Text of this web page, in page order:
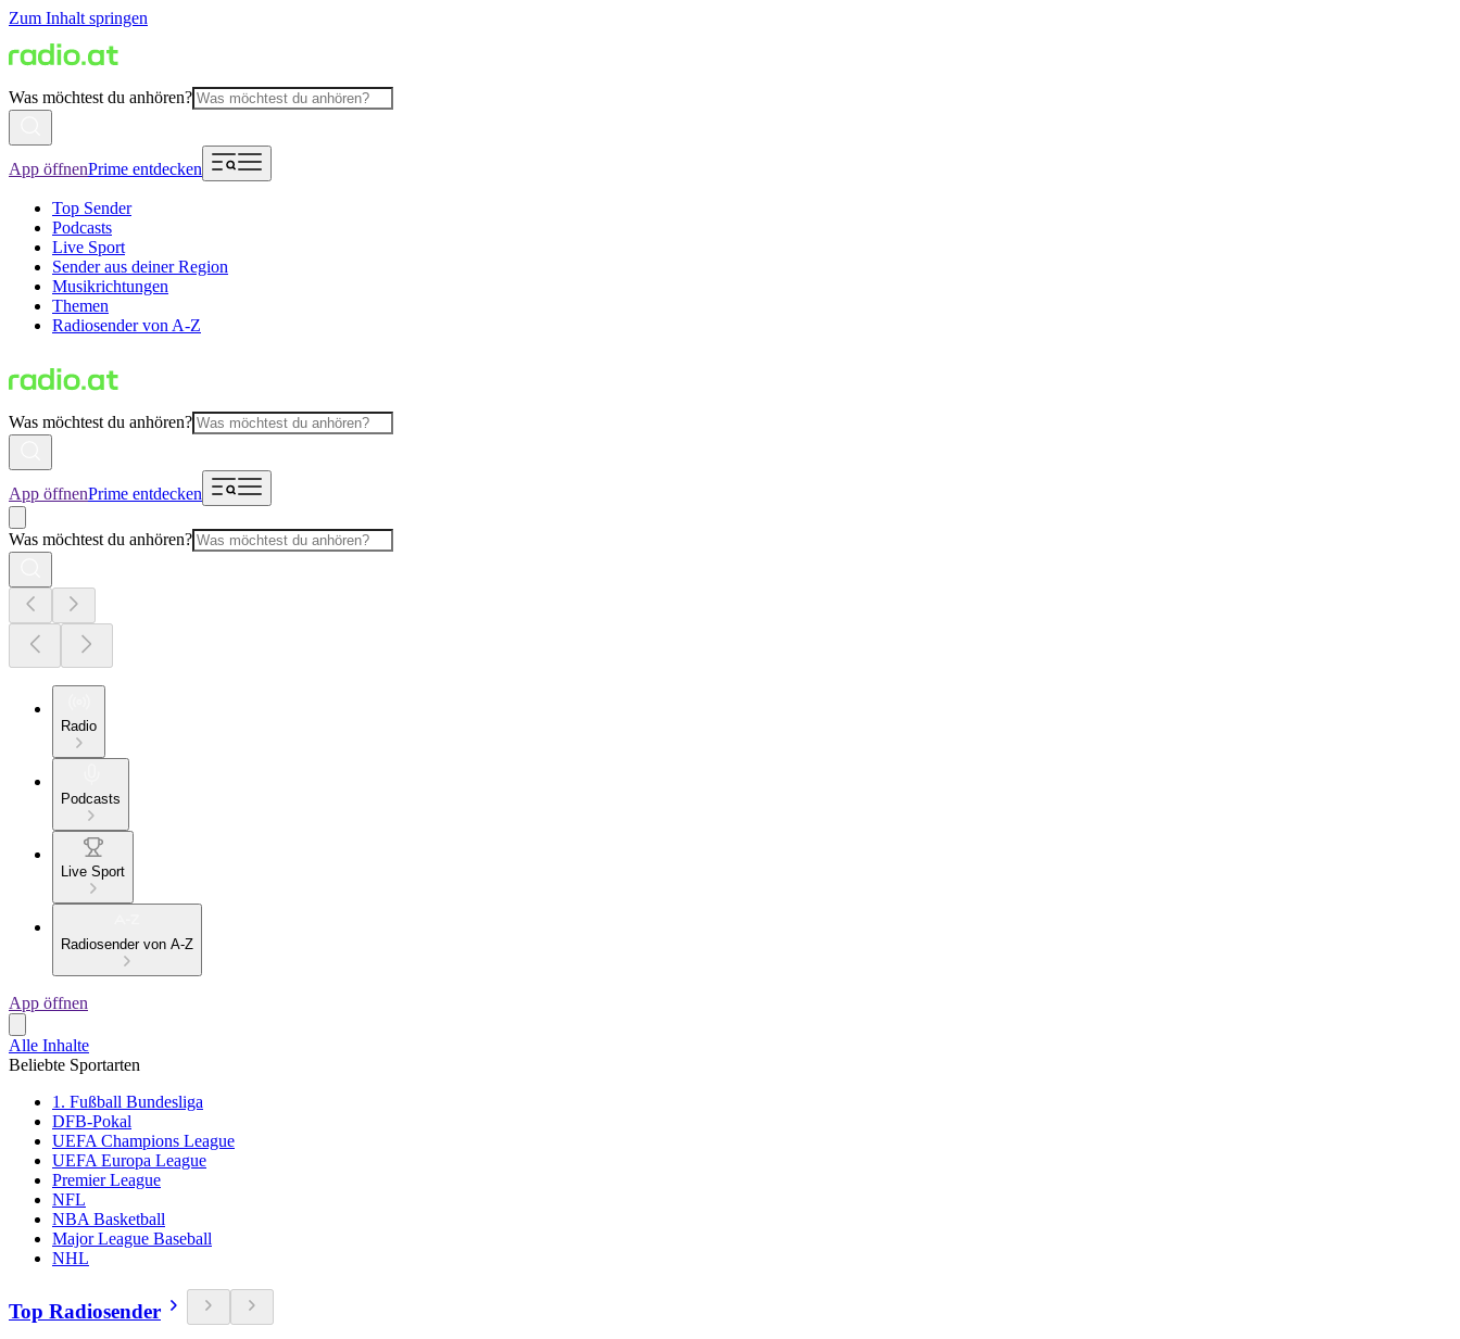
Zum Inhalt springen
Was möchtest du anhören?
App öffnenPrime entdecken
Top Sender
Podcasts
Live Sport
Sender aus deiner Region
Musikrichtungen
Themen
Radiosender von A-Z
Was möchtest du anhören?
App öffnenPrime entdecken
Was möchtest du anhören?
Radio
Podcasts
Live Sport
Radiosender von A-Z
App öffnen
Alle Inhalte
Beliebte Sportarten
1. Fußball Bundesliga
DFB-Pokal
UEFA Champions League
UEFA Europa League
Premier League
NFL
NBA Basketball
Major League Baseball
NHL
Top Radiosender